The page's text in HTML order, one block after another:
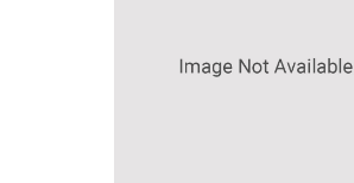
9:30 - 18:00